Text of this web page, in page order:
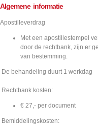
Algemene informatie
Apostilleverdrag
Met een apostillestempel
door de rechtbank, zijn er
van bestemming.
De behandeling duurt 1 werkdag
Rechtbank kosten:
€ 27,- per document
Bemiddelingskosten: